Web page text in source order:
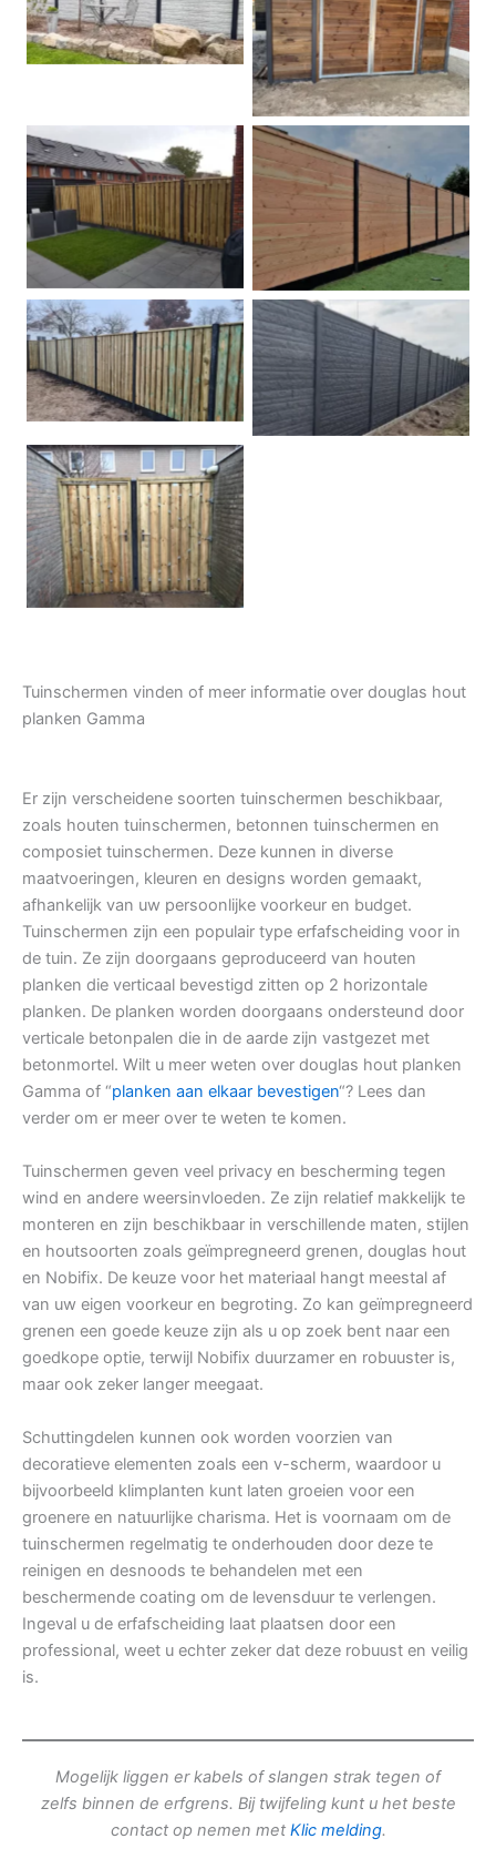
Betonschutting
Dubbele poort
Betonpalen schutting Douglas
Hout beton schuttingen Rots motief antraciet
Tuindeur grenen
Tuinschermen vinden of meer informatie over douglas hout
planken Gamma
Er zijn verscheidene soorten tuinschermen beschikbaar,
zoals houten tuinschermen, betonnen tuinschermen en
composiet tuinschermen. Deze kunnen in diverse
maatvoeringen, kleuren en designs worden gemaakt,
afhankelijk van uw persoonlijke voorkeur en budget.
Tuinschermen zijn een populair type erfafscheiding voor in
de tuin. Ze zijn doorgaans geproduceerd van houten
planken die verticaal bevestigd zitten op 2 horizontale
planken. De planken worden doorgaans ondersteund door
verticale betonpalen die in de aarde zijn vastgezet met
betonmortel. Wilt u meer weten over douglas hout planken
Gamma of “planken aan elkaar bevestigen“? Lees dan
verder om er meer over te weten te komen.
Tuinschermen geven veel privacy en bescherming tegen
wind en andere weersinvloeden. Ze zijn relatief makkelijk te
monteren en zijn beschikbaar in verschillende maten, stijlen
en houtsoorten zoals geïmpregneerd grenen, douglas hout
en Nobifix. De keuze voor het materiaal hangt meestal af
van uw eigen voorkeur en begroting. Zo kan geïmpregneerd
grenen een goede keuze zijn als u op zoek bent naar een
goedkope optie, terwijl Nobifix duurzamer en robuuster is,
maar ook zeker langer meegaat.
Schuttingdelen kunnen ook worden voorzien van
decoratieve elementen zoals een v-scherm, waardoor u
bijvoorbeeld klimplanten kunt laten groeien voor een
groenere en natuurlijke charisma. Het is voornaam om de
tuinschermen regelmatig te onderhouden door deze te
reinigen en desnoods te behandelen met een
beschermende coating om de levensduur te verlengen.
Ingeval u de erfafscheiding laat plaatsen door een
professional, weet u echter zeker dat deze robuust en veilig
is.
Mogelijk liggen er kabels of slangen strak tegen of
zelfs binnen de erfgrens. Bij twijfeling kunt u het beste
contact op nemen met Klic melding.